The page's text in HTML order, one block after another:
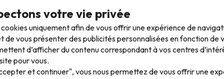
Pour consulter ses conditions, il est indispensable que vous
proches
votre vie privée
cookies uniquement afin de vous offrir une expérience de
de vous présenter des publicités personnalisées en fonction de
d’afficher du contenu correspondant à vos centres
pour vous.
et continuer", vous nous permettez de vous offrir une